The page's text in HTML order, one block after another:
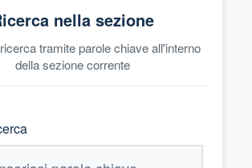
nella sezione
tramite parole chiave all'interno
della sezione corrente